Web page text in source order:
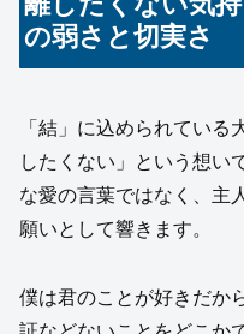
の弱さと切実さ
「結」に込められてい
したくない」という想い
な愛の言葉ではなく、主
願いとして響きます。
僕は君のことが好きだか